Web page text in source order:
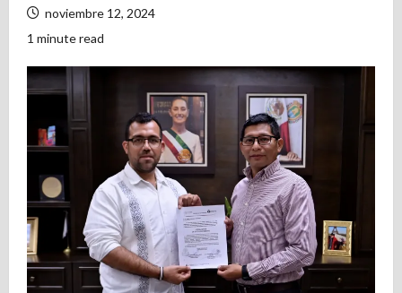
noviembre 12, 2024
1 minute read